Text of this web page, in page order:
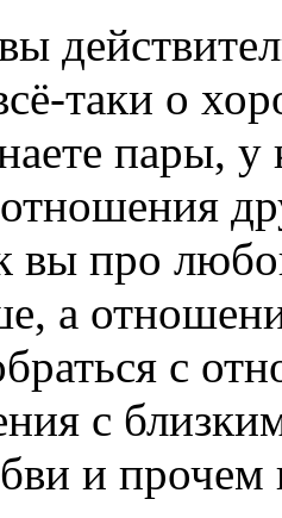
таки о
пары,
вы про
а
с
с
и прочем